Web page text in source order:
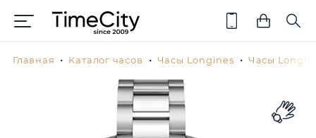
Главная Каталог часов Часы Longines Часы